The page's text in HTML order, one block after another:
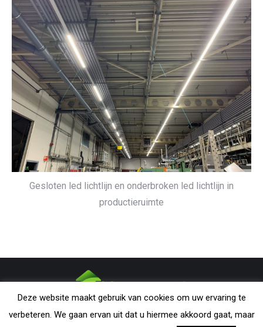
Gesloten led lichtlijn en onderbroken led lichtlijn in
productieruimte
from this website may be reproduced without explicit permission from
Deze website maakt gebruik van cookies om uw ervaring te
verbeteren. We gaan ervan uit dat u hiermee akkoord gaat, maar